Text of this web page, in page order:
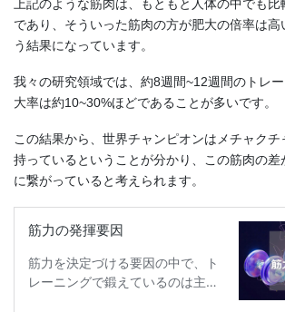
上記のような筋肉は、もともと人体の中でも比
であり、そういった筋肉の方が肥大の倍率は
う結果になっています。
我々の研究領域では、約8週間~12週間のトレ
大率は約10~30%ほどであることが多いです。
この結果から、世界チャンピオンはメチャクチ
持っているということが分かり、この筋肉の差
に繋がっていると考えられます。